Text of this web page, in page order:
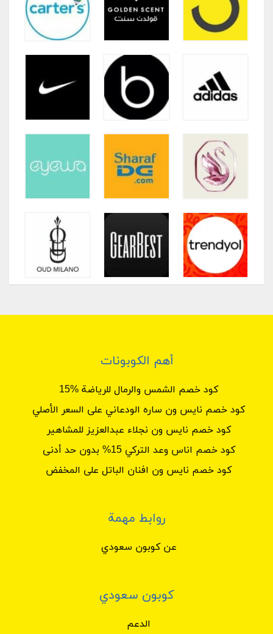
أهم الكوبونات
كود خصم الشمس والرمال للرياضة %15
كود خصم نايس ون ساره الودعاني على السعر الأصلي
كود خصم نايس ون نجلاء عبدالعزيز للمشاهير
كود خصم اناس وعد التركي 15% بدون حد أدنى
كود خصم نايس ون افنان الباتل على المخفض
روابط مهمة
عن كوبون سعودي
كوبون سعودي
الدعم